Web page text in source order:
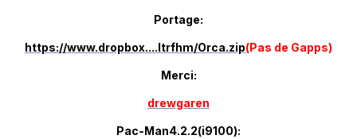
Portage:
https://www.dropbox....ltrfhm/Orca.zip(Pas de Gapps)
Merci:
drewgaren
Pac-Man4.2.2(i9100):